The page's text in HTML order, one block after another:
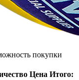
покупки
Цена Итого: